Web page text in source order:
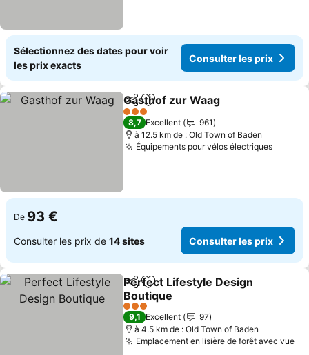
Sélectionnez des dates pour voir
les prix exacts
Consulter les prix
PartagerAjouter à mes favoris
Gasthof zur Waag
3 Étoiles
8,7 Excellent
961
à 12.5 km de : Old Town of Baden
Équipements pour vélos électriques
De 93 €
Consulter les prix de 14 sites Consulter les prix
PartagerAjouter à mes favoris
Perfect Lifestyle Design
Boutique
Consulter les prix
3 Étoiles
9,1 Excellent
97
à 4.5 km de : Old Town of Baden
Emplacement en lisière de forêt avec vue